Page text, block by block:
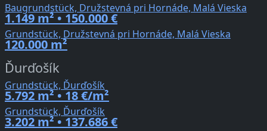
Baugrundstück, Družstevná pri Hornáde, Malá Vieska
1.149 m² • 150.000 €
Grundstück, Družstevná pri Hornáde, Malá Vieska
120.000 m²
Ďurďošík
Grundstück, Ďurďošík
5.792 m² • 18 €/m²
Grundstück, Ďurďošík
3.202 m² • 137.686 €